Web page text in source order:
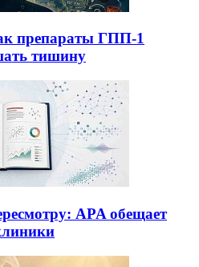
препараты ГПП-1
тишину
APA обещает